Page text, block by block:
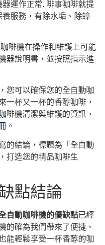
運作正常. 啡事咖啡就提
服務，有除水垢、除蟑
啡機在操作和維護上可能
器說明書，並按照指示進
您可以確保您的全自動咖
一杯又一杯的香醇咖啡，
啡機清潔與維護的資訊，
。
的結論，標題為「全自動
打造您的精品咖啡生
點結論
自動咖啡機的優缺點已經
的確為我們帶來了便捷、
能輕鬆享受一杯香醇的咖